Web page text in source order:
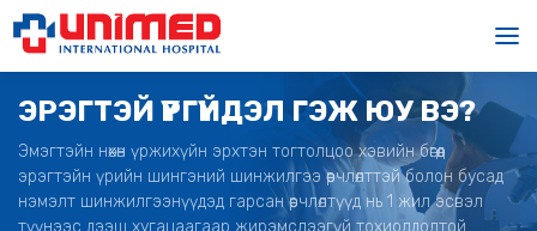
ЭРЭГТЭЙ ҮРГҮЙДЭЛ ГЭЖ ЮУ ВЭ?
Эмэгтэйн нөхөн үржихүйн эрхтэн тогтолцоо хэвийн бөгөөд
эрэгтэйн үрийн шингэний шинжилгээ өөрчлөлттэй болон бусад
нэмэлт шинжилгээнүүдэд гарсан өөрчлөлтүүд нь 1 жил эсвэл
түүнээс дээш хугацаагаар жирэмслээгүй тохиолдолтой